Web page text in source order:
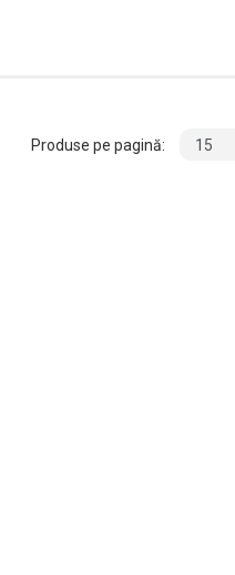
Produse pe pagină: